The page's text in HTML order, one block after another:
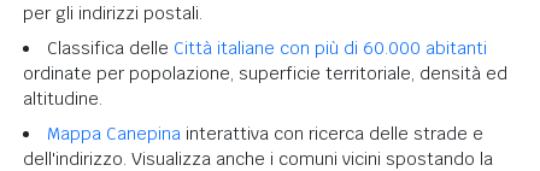
per gli indirizzi postali.
Classifica delle Città italiane con più di 60.000 abitanti
ordinate per popolazione, superficie territoriale, densità ed
altitudine.
Mappa Canepina interattiva con ricerca delle strade e
dell'indirizzo. Visualizza anche i comuni vicini spostando la